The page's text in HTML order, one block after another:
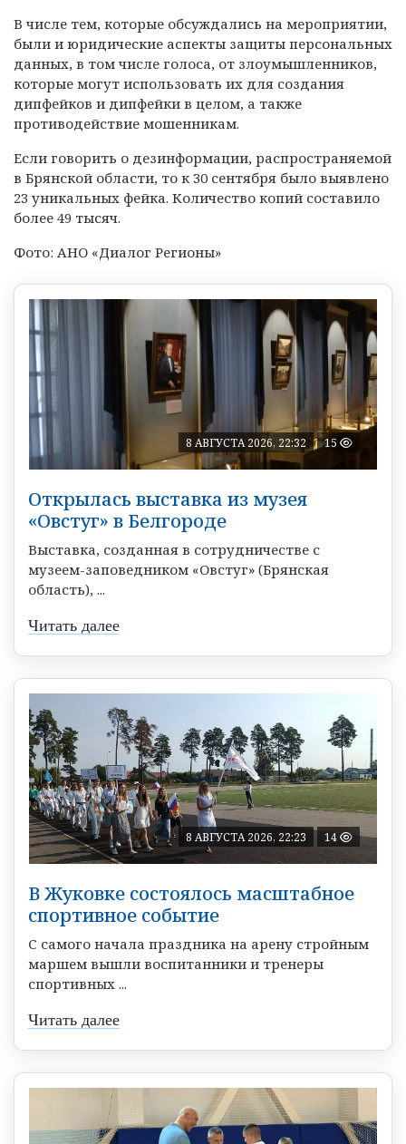
В числе тем, которые обсуждались на мероприятии,
были и юридические аспекты защиты персональных
данных, в том числе голоса, от злоумышленников,
которые могут использовать их для создания
дипфейков и дипфейки в целом, а также
противодействие мошенникам.
Если говорить о дезинформации, распространяемой
в Брянской области, то к 30 сентября было выявлено
23 уникальных фейка. Количество копий составило
более 49 тысяч.
Фото: АНО «Диалог Регионы»
8 АВГУСТА 2026, 22:32 15
Открылась выставка из музея
«Овстуг» в Белгороде
Выставка, созданная в сотрудничестве с
музеем-заповедником «Овстуг» (Брянская
область), ...
Читать далее
8 АВГУСТА 2026, 22:23 14
В Жуковке состоялось масштабное
спортивное событие
С самого начала праздника на арену стройным
маршем вышли воспитанники и тренеры
спортивных ...
Читать далее